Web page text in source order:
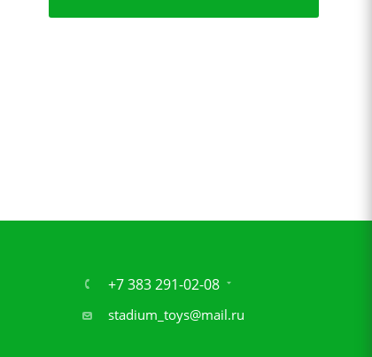
+7 383 291-02-08
stadium_toys@mail.ru